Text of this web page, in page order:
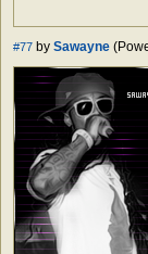
#77 by Sawayne